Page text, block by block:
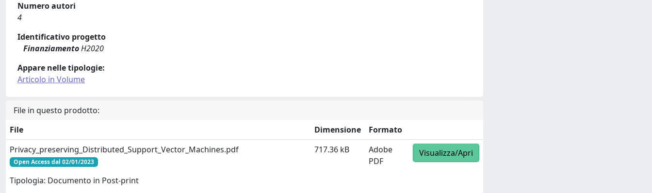
Numero autori
4
Identificativo progetto
FinanziamentoH2020
Appare nelle tipologie:
Articolo in Volume
File in questo prodotto:
File
Dimensione
Formato
Privacy_preserving_Distributed_Support_Vector_Machines.pdf
Open Access dal 02/01/2023
Tipologia: Documento in Post-print
717.36 kB
Adobe
PDF
Visualizza/Apri